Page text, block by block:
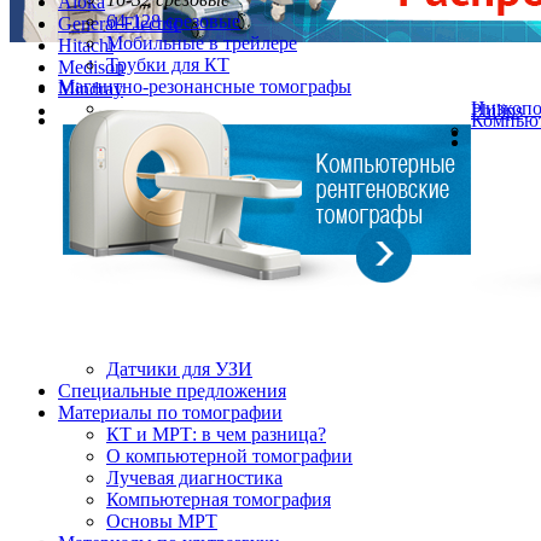
General Electric
Hitachi
Medison
Mindray
Philips
64-128 срезовые
Мобильные в трейлере
Трубки для КТ
Магнитно-резонансные томографы
Датчики для УЗИ
Cпециальные предложения
Материалы по томографии
КТ и МРТ: в чем разница?
О компьютерной томографии
Лучевая диагностика
Компьютерная томография
Основы МРТ